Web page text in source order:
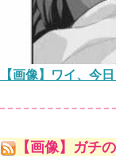
【画像】ワイ、今
【画像】ガチ